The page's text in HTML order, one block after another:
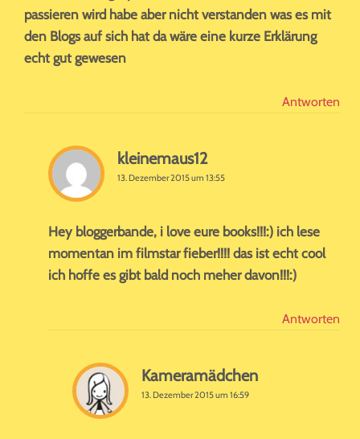
passieren wird habe aber nicht verstanden was es mit
den Blogs auf sich hat da wäre eine kurze Erklärung
echt gut gewesen
Antworten
kleinemaus12
13. Dezember 2015 um 13:55
Hey bloggerbande, i love eure books!!!:) ich lese
momentan im filmstar fieber!!!! das ist echt cool
ich hoffe es gibt bald noch meher davon!!!:)
Antworten
Kameramädchen
13. Dezember 2015 um 16:59